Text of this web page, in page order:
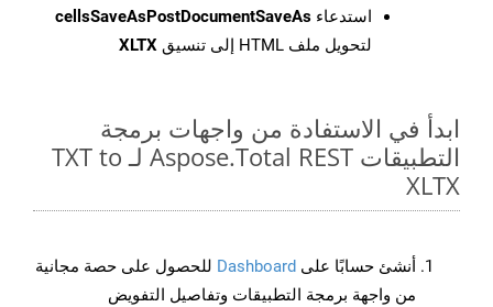
استدعاء cellsSaveAsPostDocumentSaveAs
لتحويل ملف HTML إلى تنسيق
XLTX
ابدأ في الاستفادة من واجهات برمجة
التطبيقات Aspose.Total REST لـ TXT to
XLTX
أنشئ حسابًا على Dashboard للحصول على حصة مجانية
من واجهة برمجة التطبيقات وتفاصيل التفويض